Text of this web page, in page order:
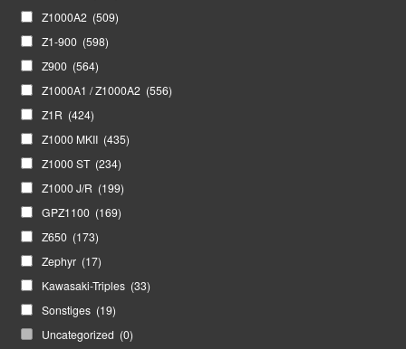
Z1000A2 (509)
Z1-900 (598)
Z900 (564)
Z1000A1 / Z1000A2 (556)
Z1R (424)
Z1000 MKII (435)
Z1000 ST (234)
Z1000 J/R (199)
GPZ1100 (169)
Z650 (173)
Zephyr (17)
Kawasaki-Triples (33)
Sonstiges (19)
Uncategorized (0)